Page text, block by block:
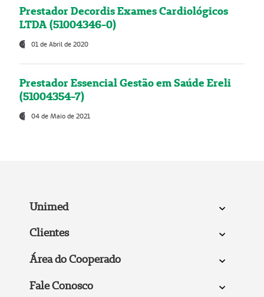
Prestador Decordis Exames Cardiológicos
LTDA (51004346-0)
01 de Abril de 2020
Prestador Essencial Gestão em Saúde Ereli
(51004354-7)
04 de Maio de 2021
Unimed
Clientes
Área do Cooperado
Fale Conosco